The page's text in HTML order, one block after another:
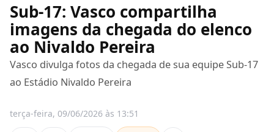
Sub-17: Vasco compartilha
imagens da chegada do elenco
ao Nivaldo Pereira
Vasco divulga fotos da chegada de sua equipe Sub-17
ao Estádio Nivaldo Pereira
terça-feira, 09/06/2026 às 13:51